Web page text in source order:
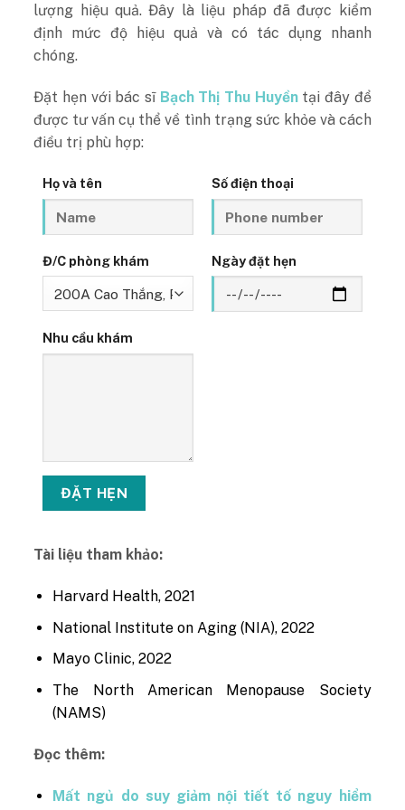
lượng hiệu quả. Đây là liệu pháp đã được kiểm
định mức độ hiệu quả và có tác dụng nhanh
chóng.
Đặt hẹn với bác sĩ Bạch Thị Thu Huyềntại đây để
được tư vấn cụ thể về tình trạng sức khỏe và cách
điều trị phù hợp:
Họ và tên Số điện thoại
Đ/C phòng khám Ngày đặt hẹn
Nhu cầu khám
Tài liệu tham khảo:
Harvard Health, 2021
National Institute on Aging (NIA), 2022
Mayo Clinic, 2022
The North American Menopause Society
(NAMS)
Đọc thêm:
Mất ngủ do suy giảm nội tiết tố nguy hiểm